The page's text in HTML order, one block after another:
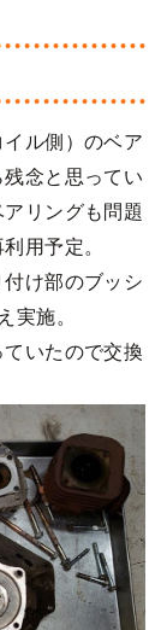
イル側）のベア
念と思ってい
リングも問題
用予定。
付け部のブッシ
実施。
ていたので交換